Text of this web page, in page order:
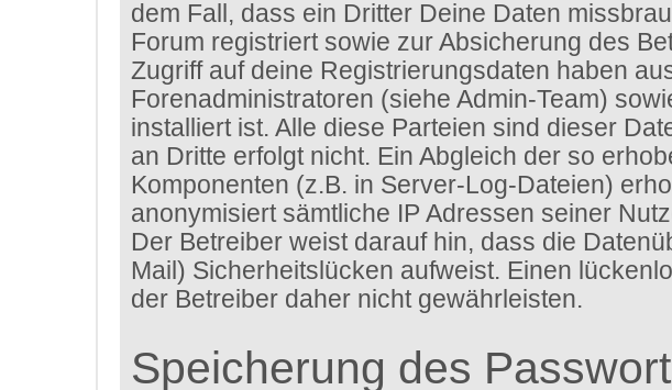
dem Fall, dass ein Dritter Deine Daten
Forum registriert sowie zur Absicherung des
Zugriff auf deine Registrierungsdaten haben
Forenadministratoren (siehe Admin-Team)
installiert ist. Alle diese Parteien sind dieser
an Dritte erfolgt nicht. Ein Abgleich der so
Komponenten (z.B. in Server-Log-Dateien)
anonymisiert sämtliche IP Adressen seiner
Der Betreiber weist darauf hin, dass die
Mail) Sicherheitslücken aufweist. Einen
der Betreiber daher nicht gewährleisten.
Speicherung des